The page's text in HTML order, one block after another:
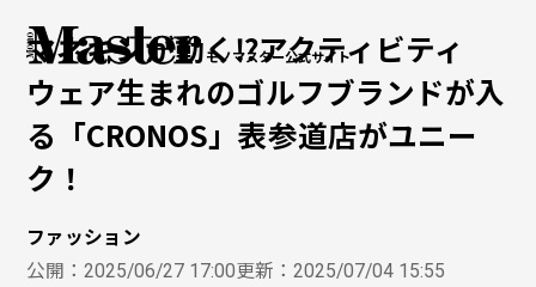
モノマスター公式サイト
マネキンが動く⁉︎アクティビティ
ウェア生まれのゴルフブランドが入
る「CRONOS」表参道店がユニー
ク！
ファッション
公開：2025/06/27 17:00更新：2025/07/04 15:55